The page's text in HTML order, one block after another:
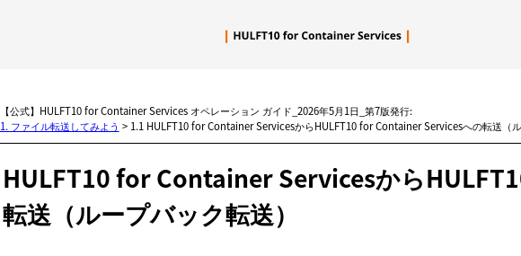
【公式】HULFT10 for Container Services オペレーション ガイド_2026年5月1日_第7版発行:
1. ファイル転送してみよう > 1.1 HULFT10 for Container ServicesからHULFT10 for Container Servicesへの転送（ル
HULFT10 for Container Servicesから
転送（ループバック転送）